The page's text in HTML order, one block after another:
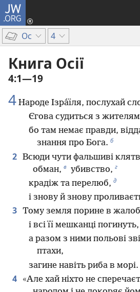
JW.ORG
Ос 4
Книга Осії
4:1—19
4 Народе Ізра́їля, послухай
Єгова судиться з
бо там немає правди,
знання про Бога. б
2 Всюди чути фальшиві
обман, в убивство, г
крадіж та перелюб, д
і знову й знову
3 Тому земля порине в
і всі її мешканці погинуть,
а разом з ними польові
птахи,
загине навіть риба в морі.
4
«Але хай ніхто не